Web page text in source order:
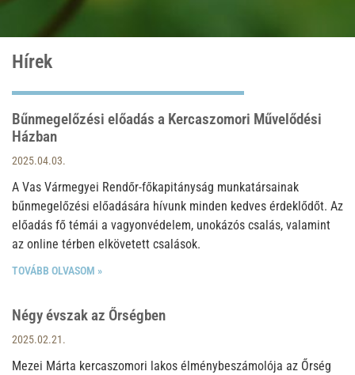
Hírek
Bűnmegelőzési előadás a Kercaszomori Művelődési
Házban
2025.04.03.
A Vas Vármegyei Rendőr-főkapitányság munkatársainak
bűnmegelőzési előadására hívunk minden kedves érdeklődőt. Az
előadás fő témái a vagyonvédelem, unokázós csalás, valamint
az online térben elkövetett csalások.
TOVÁBB OLVASOM »
Négy évszak az Őrségben
2025.02.21.
Mezei Márta kercaszomori lakos élménybeszámolója az Őrség
OldalOldalOldalOldalOldal